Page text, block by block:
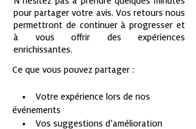
pour partager votre avis. Vos retours nous
permettront de continuer à progresser et
à vous offrir des expériences
enrichissantes.
Ce que vous pouvez partager :
• Votre expérience lors de nos
événements
• Vos suggestions d’amélioration